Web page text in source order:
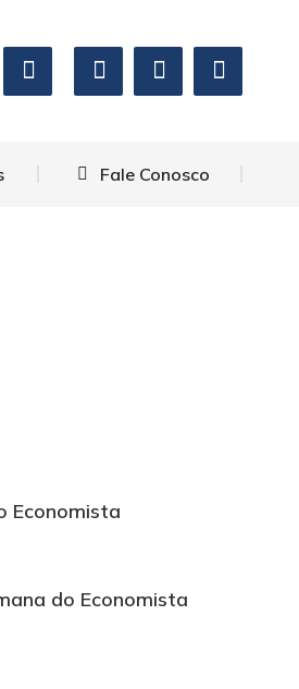
Fale Conosco
Economista
do Economista